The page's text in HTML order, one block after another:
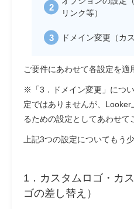
リンク等）
ドメイン変更（カ
ご要件にあわせて各設定を適
※「3．ドメイン変更」につ
定ではありませんが、
るための設定としてあわせて
上記3つの設定についてもう
1．カスタムロゴ・カ
ゴの差し替え）